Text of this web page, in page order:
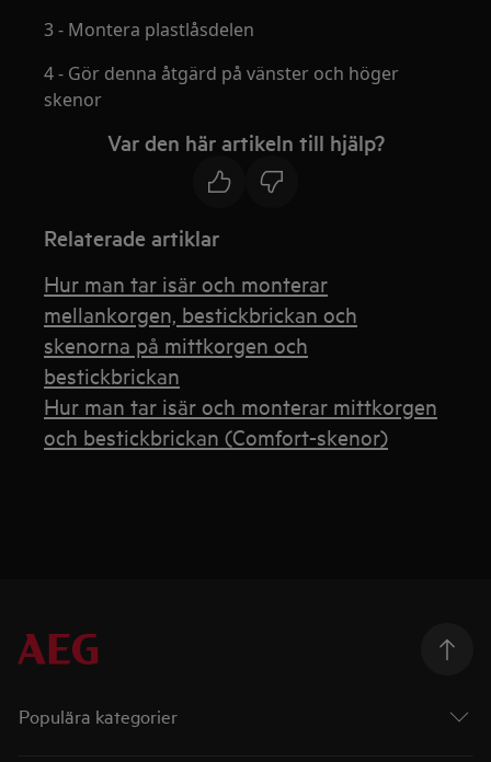
3 - Montera plastlåsdelen
4 - Gör denna åtgärd på vänster och höger
skenor
Var den här artikeln till hjälp?
Relaterade artiklar
Hur man tar isär och monterar
mellankorgen, bestickbrickan och
skenorna på mittkorgen och
bestickbrickan
Hur man tar isär och monterar mittkorgen
och bestickbrickan (Comfort-skenor)
Populära kategorier